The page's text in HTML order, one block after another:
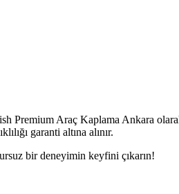
Premium Araç Kaplama Ankara
garanti altına alınır.
bir deneyimin keyfini çıkarın!